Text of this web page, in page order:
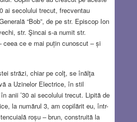
ai secolului trecut, frecventau
“Bob”, de pe str. Episcop Ion
str. Şincai s-a numit str.
ceea ce e mai puțin cunoscut – și
străzi, chiar pe colţ, se înălţa
a Uzinelor Electrice, în stil
anii ’30 ai secolului trecut. Lipită de
la numărul 3, am copilărit eu, într-
roșu – brun, construită la